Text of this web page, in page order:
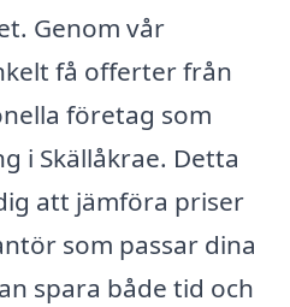
Genom vår
få offerter från
företag som
i Skällåkrae. Detta
att jämföra priser
som passar dina
spara både tid och